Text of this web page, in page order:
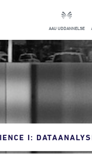
AAU UDDANNELSE
I: